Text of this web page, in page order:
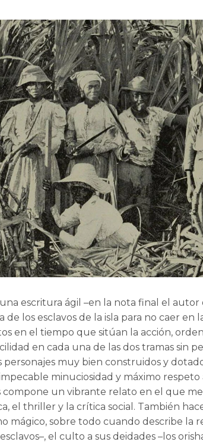
escritura ágil –en la nota final el
de los esclavos de la isla para no caer en
en el tiempo que sitúan la acción,
en cada una de las dos tramas sin
personajes muy bien construidos y
minuciosidad y máximo respeto
compone un vibrante relato en el que
el thriller y la crítica social. También
mágico, sobre todo cuando describe la
el culto a sus deidades –los